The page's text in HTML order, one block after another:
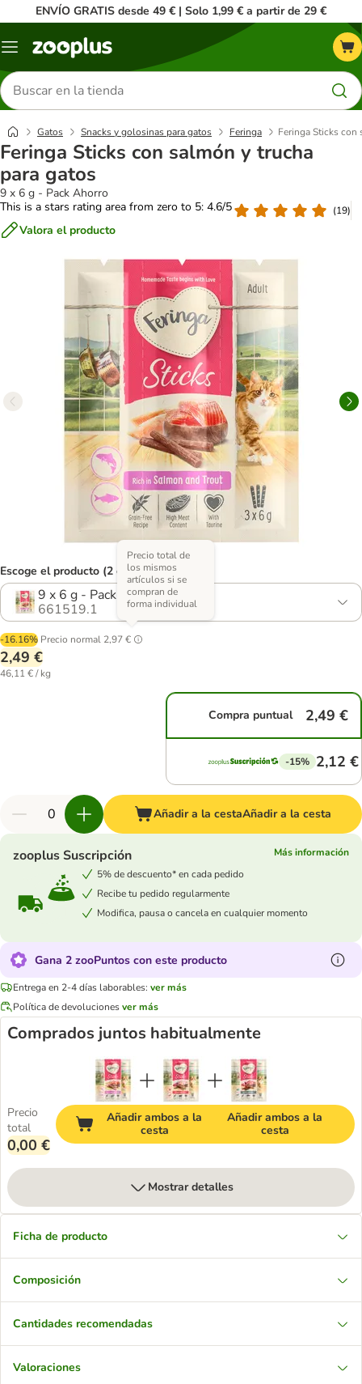
ENVÍO GRATIS desde 49 € | Solo 1,99 € a partir de 29 €
Menú
Buscar
productos
Gatos Snacks y golosinas para gatos Feringa Feringa Sticks con
Feringa Sticks con salmón y trucha
para gatos
9 x 6 g - Pack Ahorro
This is a stars rating area from zero to 5: 4.6/5
(19)
Valora el producto
Escoge el producto (2 opciones)
9 x 6 g - Pack Ahorro
661519.1
-16.16% Precio normal 2,97 €
Precio total de
los mismos
artículos si se
compran de
forma individual
2,49 €
46,11 € / kg
Compra puntual 2,49 €
-15% 2,12 €
Añadir a la cestaAñadir a la cesta
zooplus Suscripción
Más información
5% de descuento* en cada pedido
Recibe tu pedido regularmente
Modifica, pausa o cancela en cualquier momento
Gana 2 zooPuntos con este producto
Entrega en 2-4 días laborables: ver más
Política de devolucionesver más
Comprados juntos habitualmente
Precio
total
0,00 €
Añadir ambos a la
cesta
Añadir ambos a la
cesta
Mostrar detalles
Ficha de producto
Composición
Cantidades recomendadas
Valoraciones